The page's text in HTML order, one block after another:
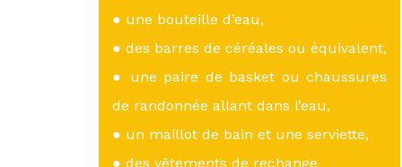
● une bouteille d’eau,
● des barres de céréales ou équivalent,
● une paire de basket ou chaussures
de randonnée allant dans l’eau,
● un maillot de bain et une serviette,
● des vêtements de rechange